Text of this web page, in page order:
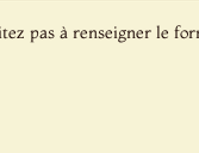
pas à renseigner le